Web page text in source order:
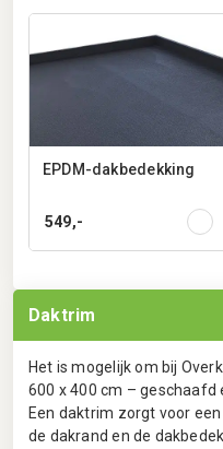
EPDM-dakbedekking
549,-
Daktrim
Het is mogelijk om bij
600 x 400 cm –
Een daktrim zorgt voor
de dakrand en de